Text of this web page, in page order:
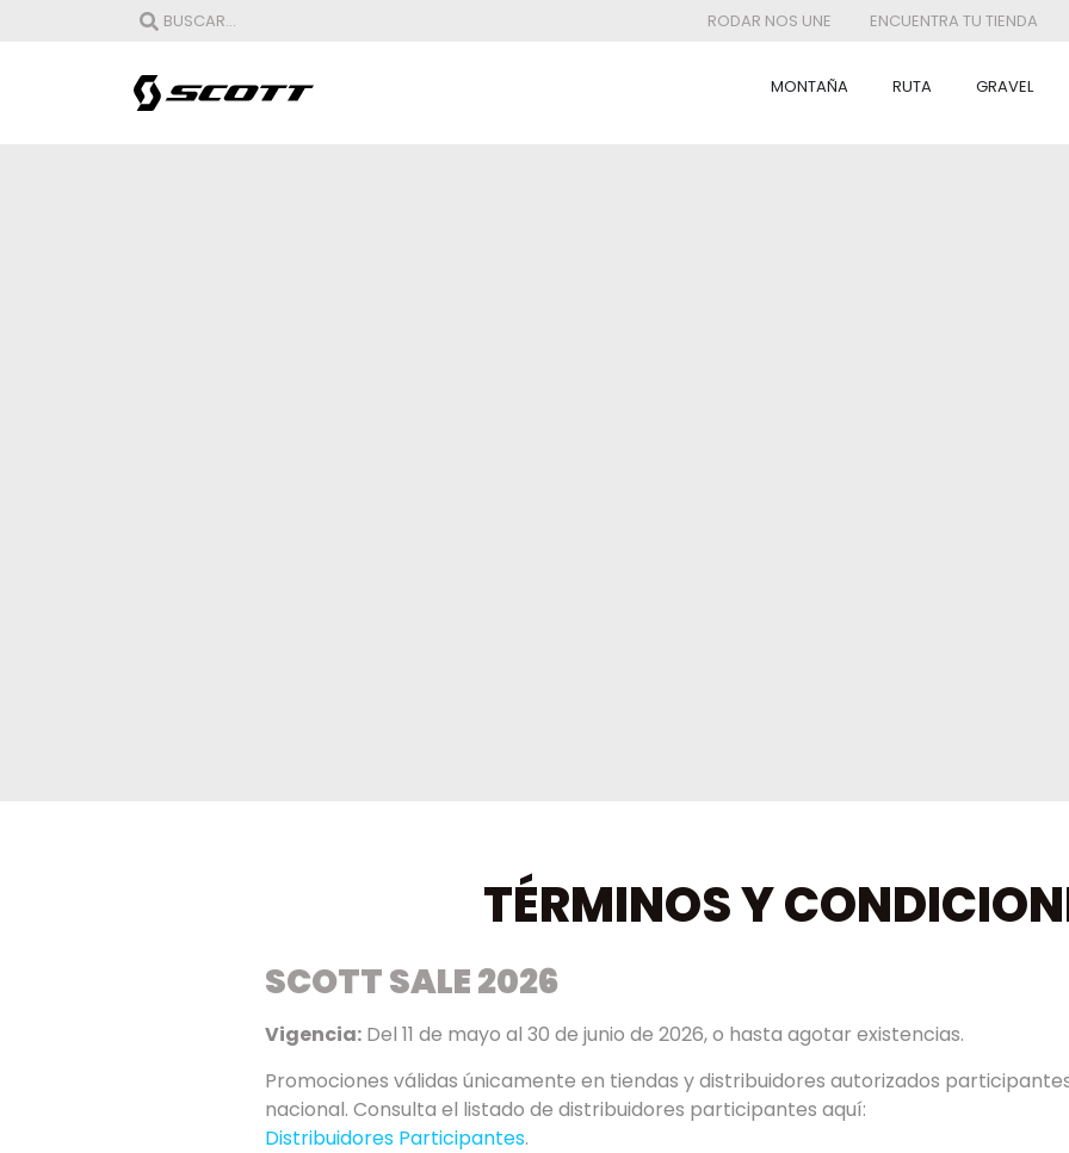
RODAR NOS UNE ENCUENTRA TU TIENDA
MONTAÑA RUTA GRAVEL
TÉRMINOS Y
SCOTT SALE 2026
Vigencia: Del 11 de mayo al 30 de junio de 2026, o hasta agotar existencias.
Promociones válidas únicamente en tiendas y distribuidores autorizados
nacional. Consulta el listado de distribuidores participantes aquí:
Distribuidores Participantes.